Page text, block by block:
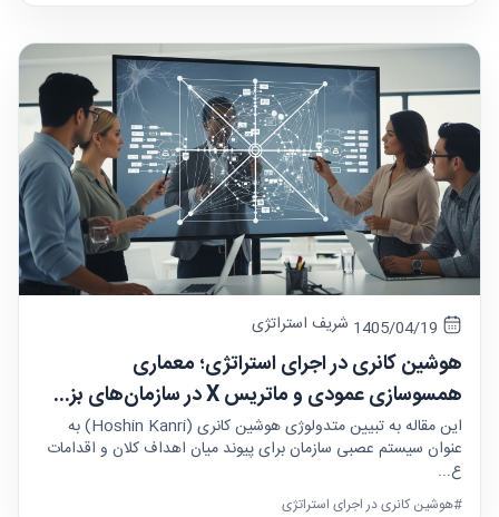
شریف استراتژی
هوشین کانری در اجرای استراتژی؛ معماری
همسوسازی عمودی و ماتریس X در سازمان‌های بز...
این مقاله به تبیین متدولوژی هوشین کانری (Hoshin Kanri) به
عنوان سیستم عصبی سازمان برای پیوند میان اهداف کلان و اقدامات
ع...
#هوشین کانری در اجرای استراتژی